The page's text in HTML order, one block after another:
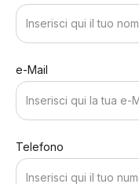
e-Mail
Telefono